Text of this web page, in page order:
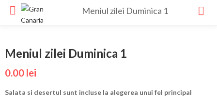
Meniul zilei Duminica 1
Meniul zilei Duminica 1
0.00 lei
Salata si desertul sunt incluse la alegerea unui fel principal